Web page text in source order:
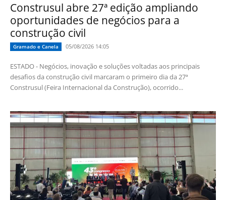
Construsul abre 27ª edição ampliando
oportunidades de negócios para a
construção civil
Gramado e Canela 05/08/2026 14:05
ESTADO - Negócios, inovação e soluções voltadas aos principais
desafios da construção civil marcaram o primeiro dia da 27ª
Construsul (Feira Internacional da Construção), ocorrido...